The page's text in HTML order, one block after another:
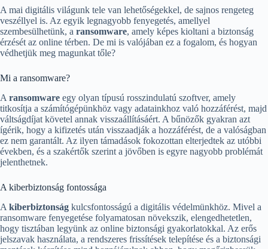
A mai digitális világunk tele van lehetőségekkel, de sajnos rengeteg
veszéllyel is. Az egyik legnagyobb fenyegetés, amellyel
szembesülhetünk, a ransomware, amely képes kioltani a biztonság
érzését az online térben. De mi is valójában ez a fogalom, és hogyan
védhetjük meg magunkat tőle?
Mi a ransomware?
A ransomware egy olyan típusú rosszindulatú szoftver, amely
titkosítja a számítógépünkhöz vagy adatainkhoz való hozzáférést, majd
váltságdíjat követel annak visszaállításáért. A bűnözők gyakran azt
ígérik, hogy a kifizetés után visszaadják a hozzáférést, de a valóságban
ez nem garantált. Az ilyen támadások fokozottan elterjedtek az utóbbi
években, és a szakértők szerint a jövőben is egyre nagyobb problémát
jelenthetnek.
A kiberbiztonság fontossága
A kiberbiztonság kulcsfontosságú a digitális védelmünkhöz. Mivel a
ransomware fenyegetése folyamatosan növekszik, elengedhetetlen,
hogy tisztában legyünk az online biztonsági gyakorlatokkal. Az erős
jelszavak használata, a rendszeres frissítések telepítése és a biztonsági